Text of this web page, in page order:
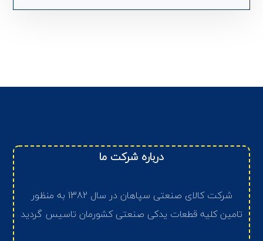
درباره شرکت ما
شرکت کالای صنعتی سپاهان در سال 1382 به منظور
تامین کلیه قطعات یدکی صنعتی کشورمان تاسیس گردید